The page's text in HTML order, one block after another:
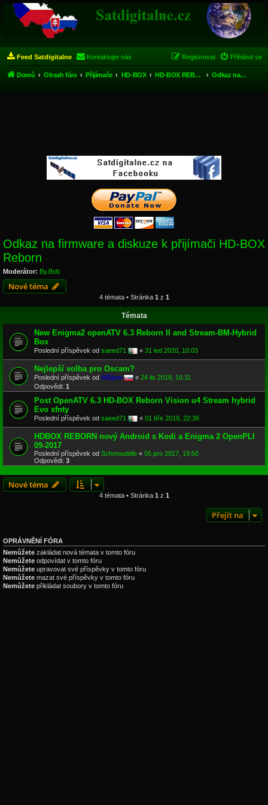
Feed Satdigitalne Kontaktujte nás Přihlásit se
Registrovat
Domů Obsah fóra Přijímače HD-BOX HD-BOX REBORN Odkaz na firmware a diskuze k přijímači HD-BOX Reborn
Odkaz na firmware a diskuze k přijímači HD-BOX
Reborn
Moderátor: By.Bob
Nové téma
4 témata • Stránka 1 z 1
Témata
New Enigma2 openATV 6.3 Reborn II and Stream-BM-Hybrid
Box
Poslední příspěvek od saeed71 « 31 led 2020, 10:03
Nejlepší volba pro Oscam?
Poslední příspěvek od 005jon « 24 lis 2019, 16:11
Odpovědi: 1
Post OpenATV 6.3 HD-BOX Reborn Vision u4 Stream hybrid
Evo xfnty
Poslední příspěvek od saeed71 « 01 bře 2019, 22:36
HDBOX REBORN nový Android s Kodi a Enigma 2 OpenPLI
09-2017
Poslední příspěvek od Schmouddle « 05 pro 2017, 19:50
Odpovědi: 3
Nové téma
4 témata • Stránka 1 z 1
Přejít na
OPRÁVNĚNÍ FÓRA
Nemůžete zakládat nová témata v tomto fóru
Nemůžete odpovídat v tomto fóru
Nemůžete upravovat své příspěvky v tomto fóru
Nemůžete mazat své příspěvky v tomto fóru
Nemůžete přikládat soubory v tomto fóru